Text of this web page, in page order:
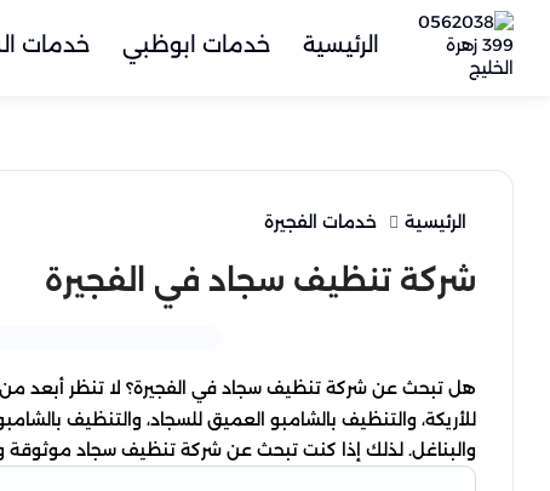
الرئيسية خدمات ابوظبي خدمات
الرئيسية خدمات الفجيرة
شركة تنظيف سجاد في الفجيرة
هل تبحث عن شركة تنظيف سجاد في الفجيرة؟ لا تنظر أبعد من
للأريكة، والتنظيف بالشامبو العميق للسجاد، والتنظيف
والبناغل. لذلك إذا كنت تبحث عن شركة تنظيف سجاد موثوقة